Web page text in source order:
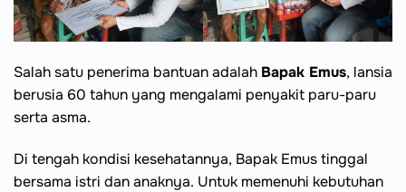
Salah satu penerima bantuan adalah Bapak Emus, lansia
berusia 60 tahun yang mengalami penyakit paru-paru
serta asma.
Di tengah kondisi kesehatannya, Bapak Emus tinggal
bersama istri dan anaknya. Untuk memenuhi kebutuhan